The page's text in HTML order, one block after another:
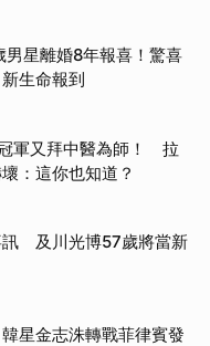
男星離婚8年報喜！驚喜
生命報到
軍又拜中醫為師！ 拉
：這你也知道？
訊 及川光博57歲將當新
星金志洙轉戰菲律賓發